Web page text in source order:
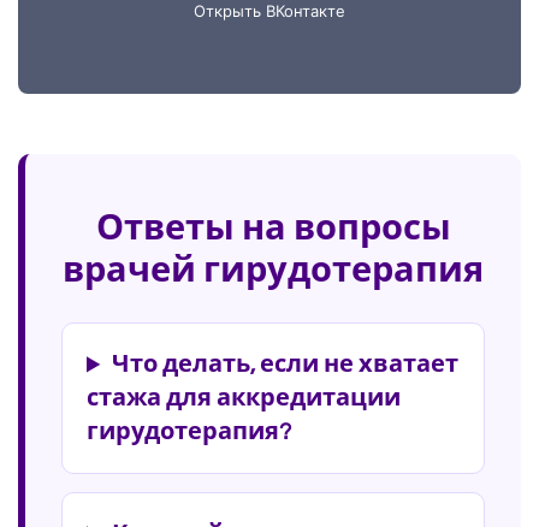
Ответы на вопросы
врачей гирудотерапия
Что делать, если не хватает
стажа для аккредитации
гирудотерапия?